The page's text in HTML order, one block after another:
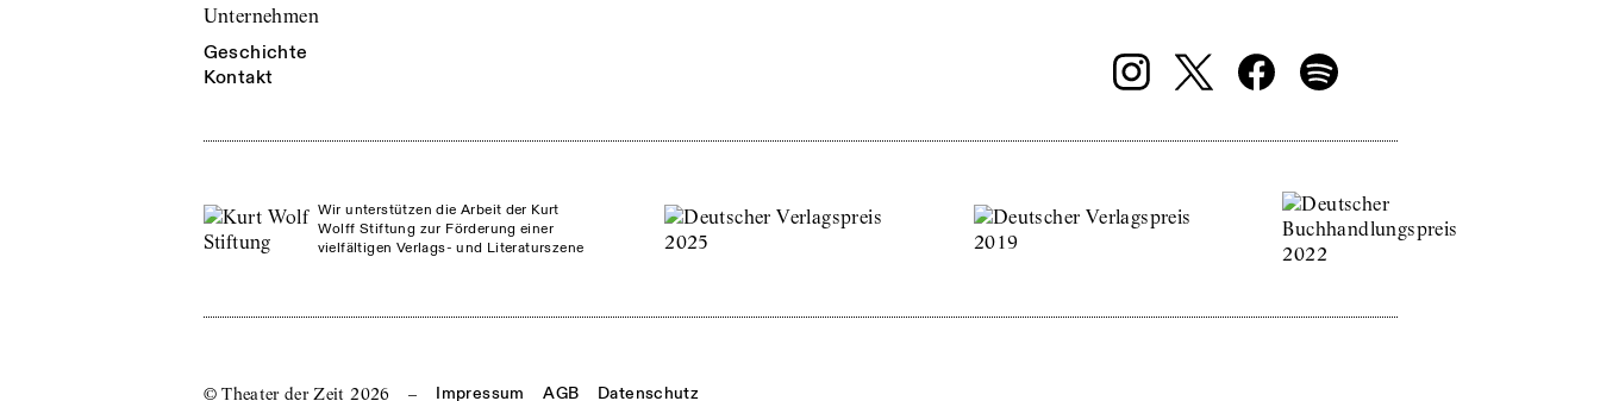
Unternehmen
Geschichte
Kontakt
Wir unterstützen die Arbeit der Kurt
Wolff Stiftung zur Förderung einer
vielfältigen Verlags- und Literaturszene
© Theater der Zeit2026 – Impressum AGB Datenschutz